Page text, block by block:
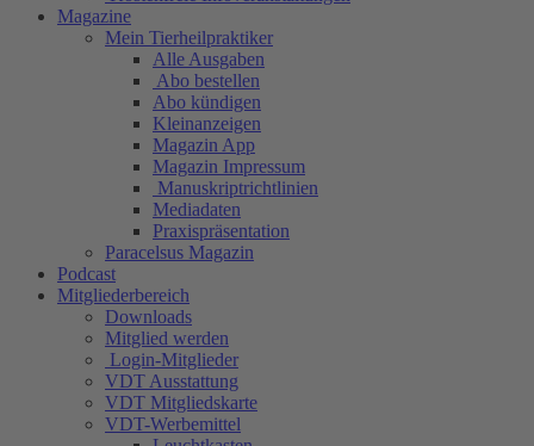
Magazine
Mein Tierheilpraktiker
Alle Ausgaben
Abo bestellen
Abo kündigen
Kleinanzeigen
Magazin App
Magazin Impressum
Manuskriptrichtlinien
Mediadaten
Praxispräsentation
Paracelsus Magazin
Podcast
Mitgliederbereich
Downloads
Mitglied werden
Login-Mitglieder
VDT Ausstattung
VDT Mitgliedskarte
VDT-Werbemittel